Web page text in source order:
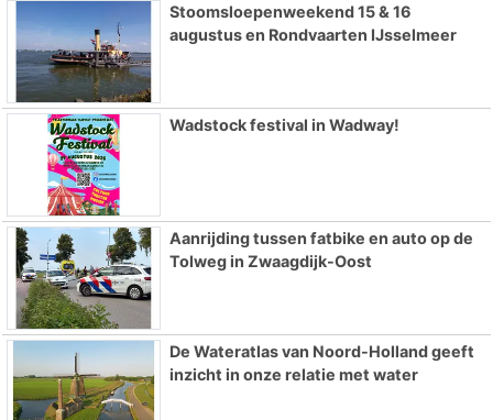
Stoomsloepenweekend 15 & 16
augustus en Rondvaarten IJsselmeer
Wadstock festival in Wadway!
Aanrijding tussen fatbike en auto op de
Tolweg in Zwaagdijk-Oost
De Wateratlas van Noord-Holland geeft
inzicht in onze relatie met water